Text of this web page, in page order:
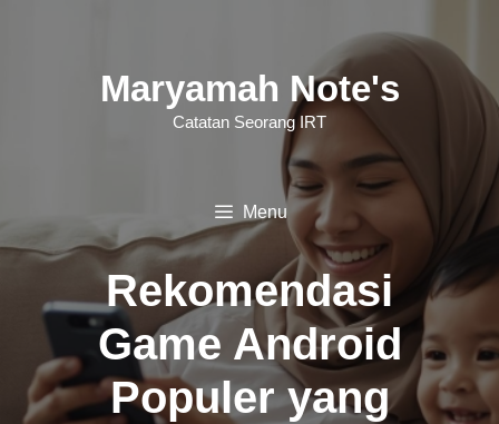
Maryamah Note's
Catatan Seorang IRT
Menu
Rekomendasi
Game Android
Populer yang